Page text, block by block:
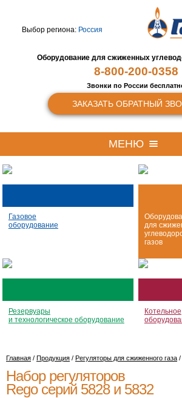
Выбор региона: Россия
Оборудование для сжиженных
8-800-200-0358
Звонки по России
ЗАКАЗАТЬ ОБРАТНЫЙ
МЕНЮ
Газовое
оборудование
для
газов
Резервуары
и технологическое оборудование
Котельное
Главная / Продукция / Регуляторы для сжиженного газа /
Набор регуляторов
Rego серий 5828 и 5832